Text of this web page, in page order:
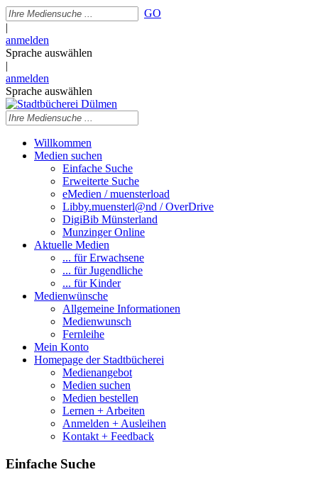
GO
|
anmelden
Sprache auswählen
|
anmelden
Sprache auswählen
Willkommen
Medien suchen
Einfache Suche
Erweiterte Suche
eMedien / muensterload
Libby.muensterl@nd / OverDrive
DigiBib Münsterland
Munzinger Online
Aktuelle Medien
... für Erwachsene
... für Jugendliche
... für Kinder
Medienwünsche
Allgemeine Informationen
Medienwunsch
Fernleihe
Mein Konto
Homepage der Stadtbücherei
Medienangebot
Medien suchen
Medien bestellen
Lernen + Arbeiten
Anmelden + Ausleihen
Kontakt + Feedback
Einfache Suche